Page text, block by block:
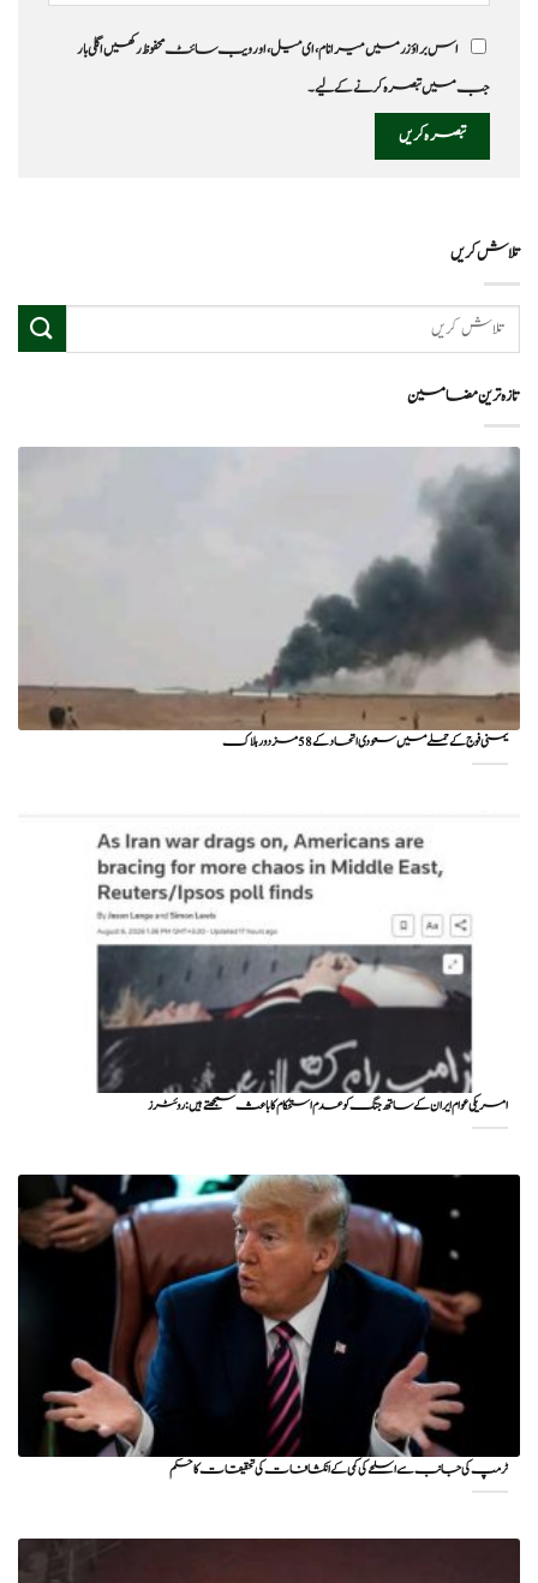
اس براؤزر میں میرا نام، ای میل، اور ویب سائٹ محفوظ رکھیں اگلی بار
جب میں تبصرہ کرنے کےلیے۔
تلاش کریں
تازہ ترین مضامین
یمنی فوج کے حملے میں سعودی اتحاد کے 58 مزدور ہلاک
امریکی عوام ایران کے ساتھ جنگ کو عدم استحکام کا باعث سمجھتے ہیں: روئٹرز
ٹرمپ کی جانب سے اسلحے کی کمی کے انکشافات کی تحقیقات کا حکم